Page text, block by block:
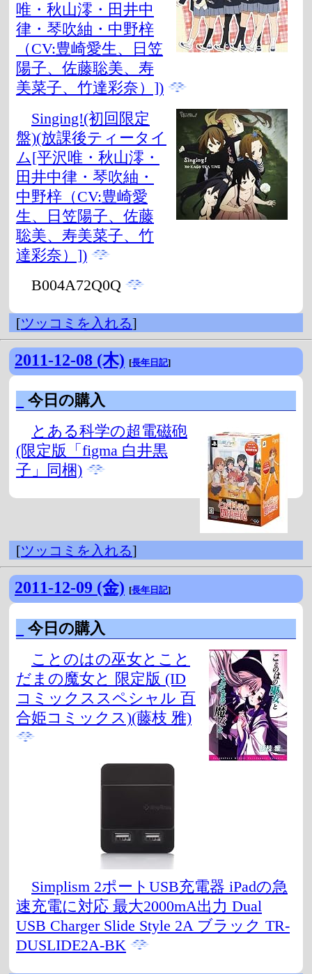
唯・秋山澪・田井中
律・琴吹紬・中野梓
（CV:豊崎愛生、日笠
陽子、佐藤聡美、寿
美菜子、竹達彩奈）])
Singing!(初回限定
盤)(放課後ティータイ
ム[平沢唯・秋山澪・
田井中律・琴吹紬・
中野梓（CV:豊崎愛
生、日笠陽子、佐藤
聡美、寿美菜子、竹
達彩奈）])
B004A72Q0Q
[ツッコミを入れる]
2011-12-08 (木) [長年日記]
今日の購入
とある科学の超電磁砲
(限定版「figma 白井黒
子」同梱)
[ツッコミを入れる]
2011-12-09 (金) [長年日記]
今日の購入
ことのはの巫女とこと
だまの魔女と 限定版 (ID
コミックススペシャル 百
合姫コミックス)(藤枝 雅)
Simplism 2ポートUSB充電器 iPadの急
速充電に対応 最大2000mA出力 Dual
USB Charger Slide Style 2A ブラック TR-
DUSLIDE2A-BK